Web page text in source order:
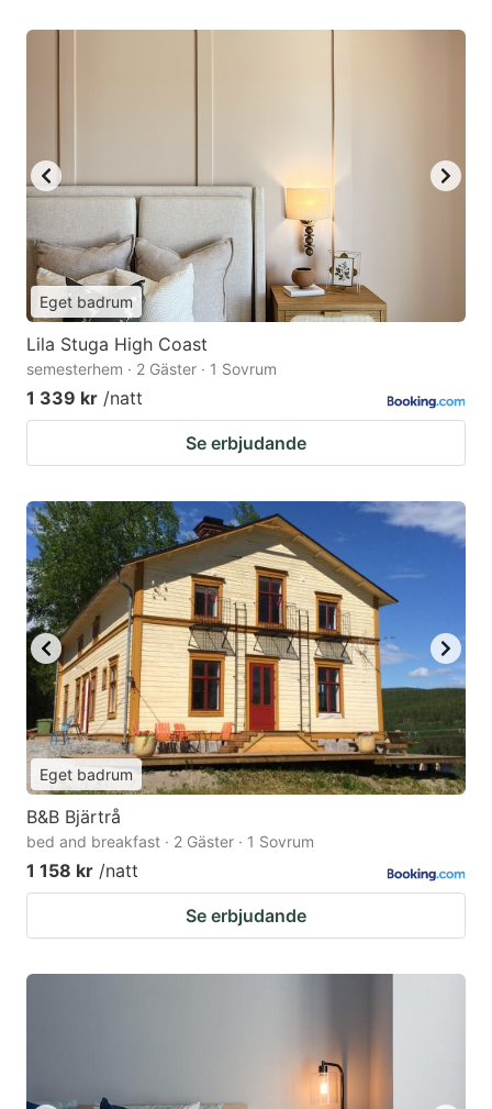
Eget badrum
Lila Stuga High Coast
semesterhem · 2 Gäster · 1 Sovrum
1 339 kr /natt
Se erbjudande
Eget badrum
B&B Bjärtrå
bed and breakfast · 2 Gäster · 1 Sovrum
1 158 kr /natt
Se erbjudande